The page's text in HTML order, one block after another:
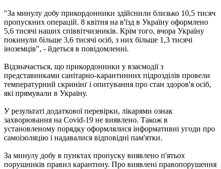
"За минулу добу прикордонники здійснили близько 10,5 тисяч
пропускних операцій. 8 квітня на в'їзд в Україну оформлено
5,6 тисячі наших співвітчизників. Крім того, вчора Україну
покинули більше 3,6 тисячі осіб, з них більше 1,3 тисячі
іноземців", - йдеться в повідомленні.
Відзначається, що прикордонники у взаємодії з
представниками санітарно-карантинних підрозділів провели
температурний скринінґ і опитування про стан здоров'я осіб,
які прямували в Україну.
У результаті додаткової перевірки, лікарями ознак
захворювання на Covid-19 не виявлено. Також в
установленому порядку оформлялися інформативні угоди про
самоізоляцію і надавалися відповідні пам'ятки.
За минулу добу в пунктах пропуску виявлено п'ятьох
порушників правил карантину. Про виявлені правопорушення